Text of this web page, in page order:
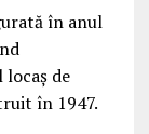
în anul
de
în 1947.